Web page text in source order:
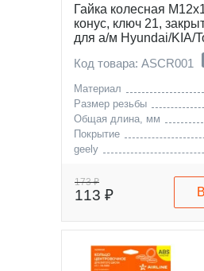
Гайка колесная
конус, ключ 21,
для а/м Hyundai/KIA/
Код товара: ASCR001
Материал
Размер резьбы
Общая длина, мм
Покрытие
geely
kia
mazda
173 ₽
113 ₽